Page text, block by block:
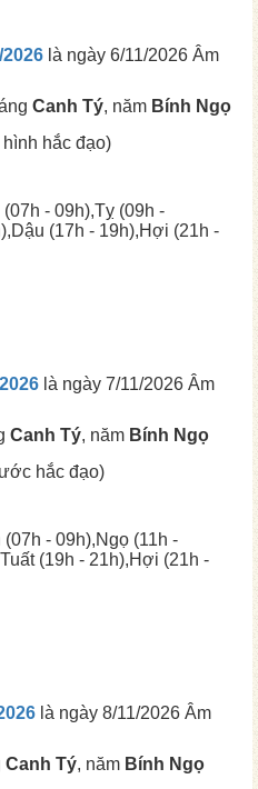
là ngày 6/11/2026 Âm
Canh Tý, năm Bính Ngọ
hắc đạo)
(07h - 09h),Tỵ (09h -
Dậu (17h - 19h),Hợi (21h -
là ngày 7/11/2026 Âm
Canh Tý, năm Bính Ngọ
hắc đạo)
(07h - 09h),Ngọ (11h -
Tuất(19h - 21h),Hợi (21h -
là ngày 8/11/2026 Âm
Canh Tý, năm Bính Ngọ